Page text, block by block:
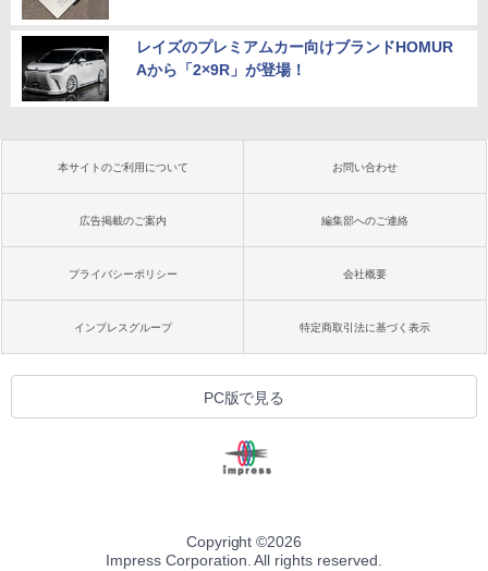
レイズのプレミアムカー向けブランドHOMUR
Aから「2×9R」が登場！
本サイトのご利用について お問い合わせ
広告掲載のご案内 編集部へのご連絡
プライバシーポリシー 会社概要
インプレスグループ 特定商取引法に基づく表示
PC版で見る
Copyright ©2026
Impress Corporation. All rights reserved.